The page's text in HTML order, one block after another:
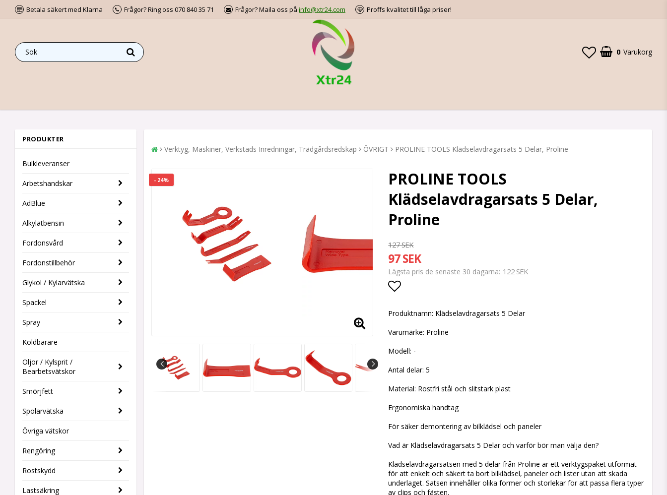
Betala säkert med Klarna Frågor? Ring oss 070 840 35 71 Frågor? Maila oss på info@xtr24.com Proffs kvalitet till låga priser!
0 Varukorg
PRODUKTER
Bulkleveranser
Arbetshandskar
AdBlue
Alkylatbensin
Fordonsvård
Fordonstillbehör
Glykol / Kylarvätska
Spackel
Spray
Köldbärare
Oljor / Kylsprit /
Bearbetsvätskor
Smörjfett
Spolarvätska
Övriga vätskor
Rengöring
Rostskydd
Lastsäkring
Verktyg, Maskiner, Verkstads Inredningar, Trädgårdsredskap ÖVRIGT PROLINE TOOLS Klädselavdragarsats 5 Delar, Proline
- 24%
PROLINE TOOLS
Klädselavdragarsats 5 Delar,
Proline
127 SEK
97 SEK
Lägsta pris de senaste 30 dagarna 122 SEK
Produktnamn: Klädselavdragarsats 5 Delar
Varumärke: Proline
Modell: -
Antal delar: 5
Material: Rostfri stål och slitstark plast
Ergonomiska handtag
För säker demontering av bilklädsel och paneler
Vad är Klädselavdragarsats 5 Delar och varför bör man välja den?
Klädselavdragarsatsen med 5 delar från Proline är ett verktygspaket utformat
för att enkelt och säkert ta bort bilklädsel, paneler och lister utan att skada
underlaget. Satsen innehåller olika former och storlekar för att passa flera typer
av clips och fästen.